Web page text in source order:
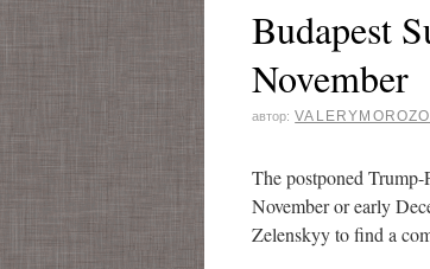
Budapest
November
автор:
The postponed
November or early
Zelenskyy to find a